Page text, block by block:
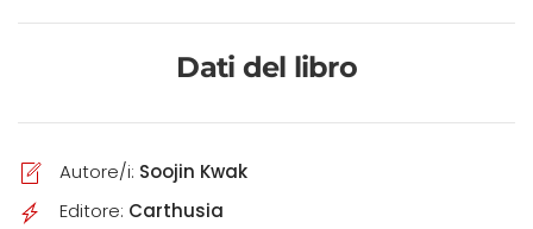
Dati del libro
Autore/i: Soojin Kwak
Editore: Carthusia